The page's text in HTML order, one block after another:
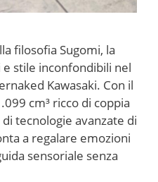
filosofia Sugomi, la
stile inconfondibili nel
Kawasaki. Con il
cm³ ricco di coppia
tecnologie avanzate di
a regalare emozioni
sensoriale senza